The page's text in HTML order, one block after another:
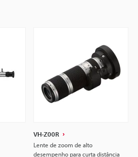
VH-Z00R
Lente de zoom de alto
desempenho para curta distância